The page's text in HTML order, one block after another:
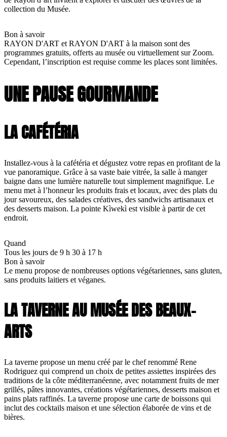
collection du Musée.
Bon à savoir
RAYON D'ART et RAYON D'ART à la maison sont des
programmes gratuits, offerts au musée ou virtuellement sur Zoom.
Cependant, l’inscription est requise comme les places sont limitées.
UNE PAUSE GOURMANDE
LA CAFÉTÉRIA
Installez-vous à la cafétéria et dégustez votre repas en profitant de la
vue panoramique. Grâce à sa vaste baie vitrée, la salle à manger
baigne dans une lumière naturelle tout simplement magnifique. Le
menu met à l’honneur les produits frais et locaux, avec des plats du
jour savoureux, des salades créatives, des sandwichs artisanaux et
des desserts maison. La pointe Kìwekì est visible à partir de cet
endroit.
Quand
Tous les jours de 9 h 30 à 17 h
Bon à savoir
Le menu propose de nombreuses options végétariennes, sans gluten,
sans produits laitiers et véganes.
LA TAVERNE AU MUSÉE DES BEAUX-
ARTS
La taverne propose un menu créé par le chef renommé Rene
Rodriguez qui comprend un choix de petites assiettes inspirées des
traditions de la côte méditerranéenne, avec notamment fruits de mer
grillés, pâtes innovantes, créations végétariennes, desserts maison et
pains plats raffinés. La taverne propose une carte de boissons qui
inclut des cocktails maison et une sélection élaborée de vins et de
bières.